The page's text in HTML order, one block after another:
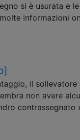
si è usurata e
informazioni
il sollevatore
non avere
contrassegnato